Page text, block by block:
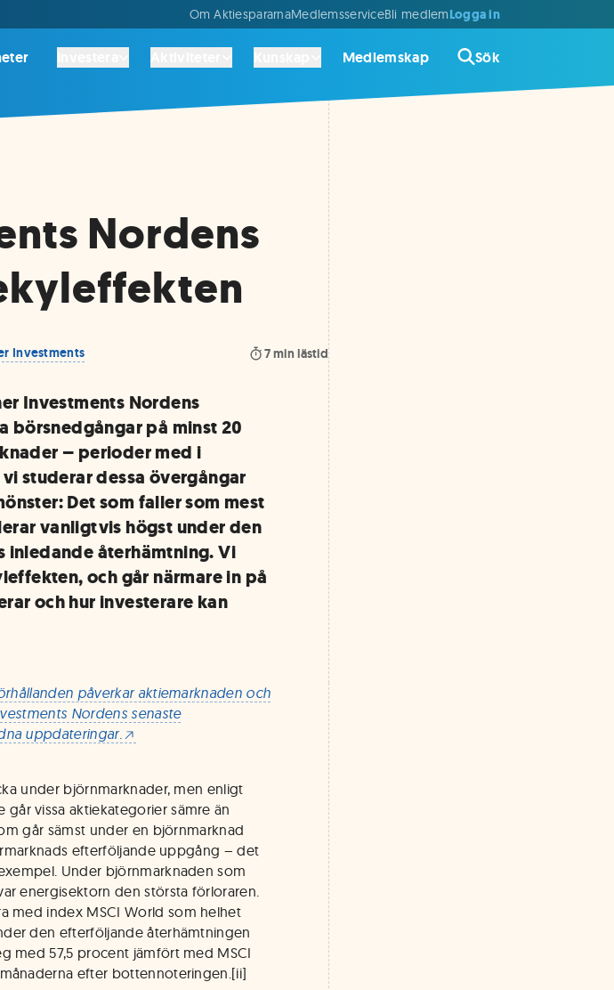
Om AktiespararnaMedlemsserviceBli medlemLogga in
Medlemskap Sök
Nordens
Investments 7min lästid
Investments Nordens
börsnedgångar på minst 20
– perioder med i
studerar dessa övergångar
Det som faller som mest
vanligtvis högst under den
återhämtning. Vi
och går närmare in på
och hur investerare kan
påverkar aktiemarknaden och
Nordens senaste
uppdateringar.
under björnmarknader, men enligt
vissa aktiekategorier sämre än
går sämst under en björnmarknad
efterföljande uppgång – det
Under björnmarknaden som
energisektorn den största förloraren.
med index MSCI World som helhet
den efterföljande återhämtningen
med 57,5 procent jämfört med MSCI
efter bottennoteringen.[ii]